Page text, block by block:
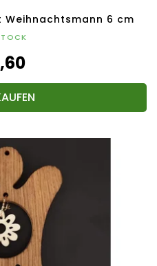
Weihnachtsmann 6 cm